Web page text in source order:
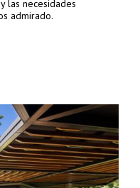
las necesidades
admirado.